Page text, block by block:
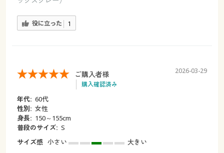
役に立った 1
ご購入者様
購入確認済み
2026-03-29
年代: 60代
性別: 女性
身長: 150～155cm
普段のサイズ: S
サイズ感 小さい
大きい